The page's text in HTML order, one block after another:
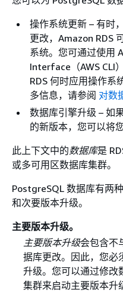
操作系统更新 – 有时
更改，Amazon RDS
系统。您可通过使用
Interface（AWS CLI
RDS 何时应用操作系
多信息，请参阅 对数
数据库引擎升级 – 如
的新版本，您可以将
此上下文中的数据库是
或多可用区数据库集群。
PostgreSQL 数据库有两
和次要版本升级。
主要版本升级。
主要版本升级会包含不
据库更改。因此，您必
升级。您可以通过修改
集群来启动主要版本升